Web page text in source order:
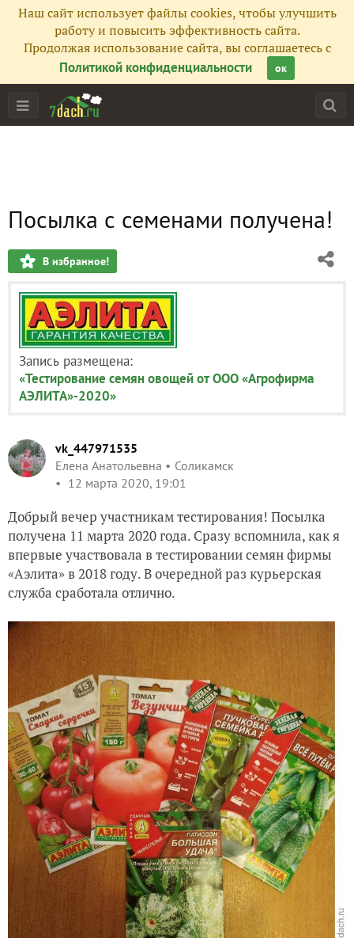
Наш сайт использует файлы cookies, чтобы улучшить
работу и повысить эффективность сайта.
Продолжая использование сайта, вы соглашаетесь с
Политикой конфиденциальности
ок
Посылка с семенами получена!
В избранное!
Запись размещена:
«Тестирование семян овощей от ООО «Агрофирма
АЭЛИТА»-2020»
vk_447971535
Елена Анатольевна
Соликамск
12 марта 2020, 19:01
Добрый вечер участникам тестирования! Посылка
получена 11 марта 2020 года. Сразу вспомнила, как я
впервые участвовала в тестировании семян фирмы
«Аэлита» в 2018 году. В очередной раз курьерская
служба сработала отлично.